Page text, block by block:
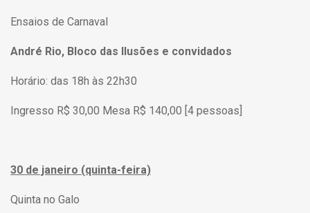
Ensaios de Carnaval
André Rio, Bloco das Ilusões e convidados
Horário: das 18h às 22h30
Ingresso R$ 30,00 Mesa R$ 140,00 [4 pessoas]
30 de janeiro (quinta-feira)
Quinta no Galo